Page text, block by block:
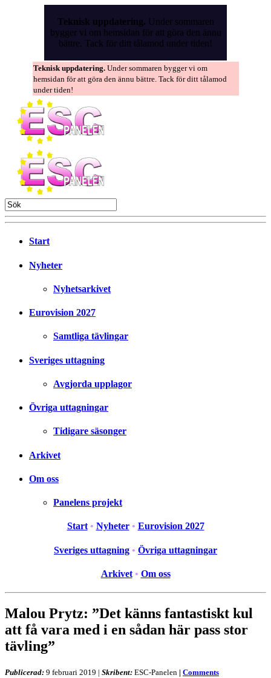
Teknisk uppdatering. Under sommaren
bygger vi om hemsidan för att göra den ännu
bättre. Tack för ditt tålamod under tiden!
Teknisk uppdatering. Under sommaren bygger vi om
hemsidan för att göra den ännu bättre. Tack för ditt tålamod
under tiden!
Start
Nyheter
Nyhetsarkivet
Eurovision 2027
Samtliga tävlingar
Sveriges uttagning
Avgjorda upplagor
Övriga uttagningar
Tidigare säsonger
Arkivet
Om oss
Panelens projekt
Start • Nyheter • Eurovision 2027
Sveriges uttagning • Övriga uttagningar
Arkivet • Om oss
Malou Prytz: ”Det känns fantastiskt kul
att få vara med i en sådan här pass stor
tävling”
Publicerad: 9 februari 2019 | Skribent: ESC-Panelen | Comments